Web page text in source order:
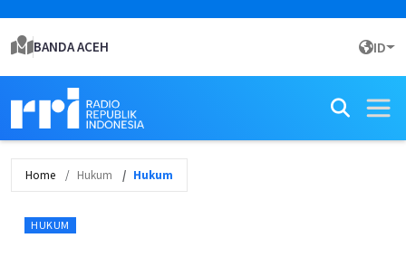
BANDA ACEH ID
Home Hukum Hukum
HUKUM